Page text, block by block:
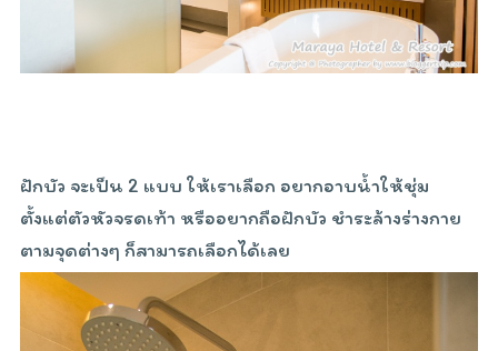
ฝักบัว จะเป็น 2 แบบ ให้เราเลือก อยากอาบน้ำให้ชุ่ม
ตั้งแต่ตัวหัวจรดเท้า หรืออยากถือฝักบัว ชำระล้างร่างกาย
ตามจุดต่างๆ ก็สามารถเลือกได้เลย